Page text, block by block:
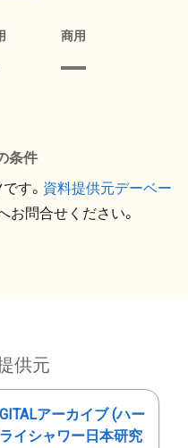
商用
条件
す。 資料提供元デーベー
お問合せください。
供元
アーカイブ (ハー
イシャワー日本研究